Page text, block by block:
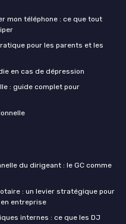
mon téléphone : ce que tout
pour les parents et les
en cas de dépression
: guide complet pour
du dirigeant : le GC comme
: un levier stratégique pour
entreprise
internes : ce que les DJ